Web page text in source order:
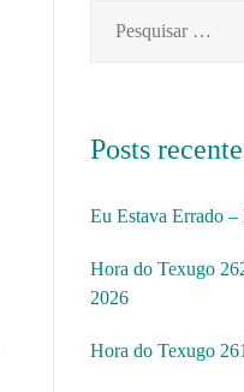
por:
Posts
Eu Estava Errado
Hora do Texugo
2026
Hora do Texugo